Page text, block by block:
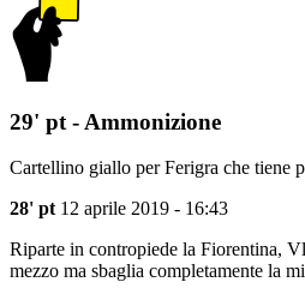
29' pt - Ammonizione
Cartellino giallo per Ferigra che tiene
28' pt 12 aprile 2019 - 16:43
Riparte in contropiede la Fiorentina,
mezzo ma sbaglia completamente la